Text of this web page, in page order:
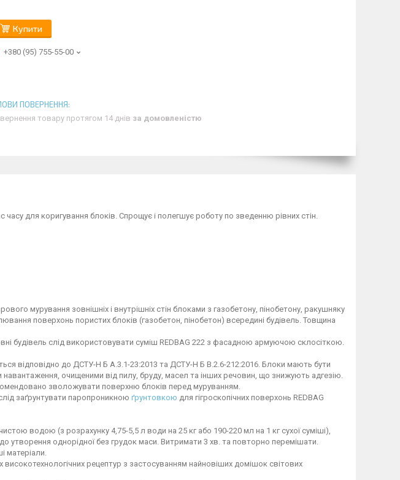
Купити
+380 (95) 755-55-00
товару протягом 14 днів за домовленістю
часу для коригування блоків. Спрощує і полегшує роботу по зведенню рівних стін.
мурування зовнішніх і внутрішніх стін блоками з газобетону, пінобетону, ракушняку
поверхонь пористих блоків (газобетон, пінобетон) всередині будівель. Товщина
будівель слід використовувати суміш REDBAG 222 з фасадною армуючою склосіткою.
відповідно до ДСТУ-Н Б А.3.1-23:2013 та ДСТУ-Н Б В.2.6-212:2016. Блоки мають бути
очищеними від пилу, бруду, масел та інших речовин, що знижують адгезію.
зволожувати поверхню блоків перед муруванням.
заґрунтувати паропроникною ґрунтовкою для гігроскопічних поверхонь REDBAG
водою (з розрахунку 4,75-5,5 л води на 25 кг або 190-220 мл на 1 кг сухої суміші),
до утворення однорідної без грудок маси. Витримати 3 хв. та повторно перемішати.
матеріали.
високотехнологічних рецептур з застосуванням найновіших домішок світових